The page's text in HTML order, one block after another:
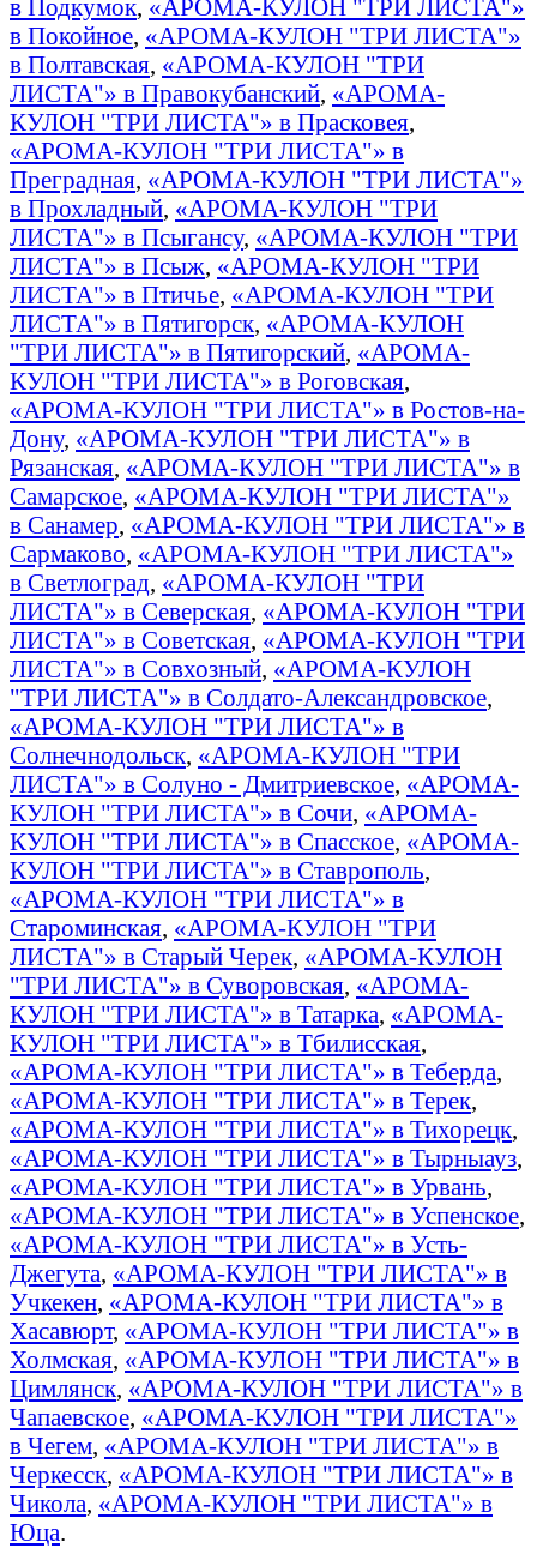
в Подкумок, «АРОМА-КУЛОН "ТРИ ЛИСТА"»
в Покойное, «АРОМА-КУЛОН "ТРИ ЛИСТА"»
в Полтавская, «АРОМА-КУЛОН "ТРИ
ЛИСТА"» в Правокубанский, «АРОМА-
КУЛОН "ТРИ ЛИСТА"» в Прасковея,
«АРОМА-КУЛОН "ТРИ ЛИСТА"» в
Преградная, «АРОМА-КУЛОН "ТРИ ЛИСТА"»
в Прохладный, «АРОМА-КУЛОН "ТРИ
ЛИСТА"» в Псыгансу, «АРОМА-КУЛОН "ТРИ
ЛИСТА"» в Псыж, «АРОМА-КУЛОН "ТРИ
ЛИСТА"» в Птичье, «АРОМА-КУЛОН "ТРИ
ЛИСТА"» в Пятигорск, «АРОМА-КУЛОН
"ТРИ ЛИСТА"» в Пятигорский, «АРОМА-
КУЛОН "ТРИ ЛИСТА"» в Роговская,
«АРОМА-КУЛОН "ТРИ ЛИСТА"» в Ростов-на-
Дону, «АРОМА-КУЛОН "ТРИ ЛИСТА"» в
Рязанская, «АРОМА-КУЛОН "ТРИ ЛИСТА"» в
Самарское, «АРОМА-КУЛОН "ТРИ ЛИСТА"»
в Санамер, «АРОМА-КУЛОН "ТРИ ЛИСТА"» в
Сармаково, «АРОМА-КУЛОН "ТРИ ЛИСТА"»
в Светлоград, «АРОМА-КУЛОН "ТРИ
ЛИСТА"» в Северская, «АРОМА-КУЛОН "ТРИ
ЛИСТА"» в Советская, «АРОМА-КУЛОН "ТРИ
ЛИСТА"» в Совхозный, «АРОМА-КУЛОН
"ТРИ ЛИСТА"» в Солдато-Александровское,
«АРОМА-КУЛОН "ТРИ ЛИСТА"» в
Солнечнодольск, «АРОМА-КУЛОН "ТРИ
ЛИСТА"» в Солуно - Дмитриевское, «АРОМА-
КУЛОН "ТРИ ЛИСТА"» в Сочи, «АРОМА-
КУЛОН "ТРИ ЛИСТА"» в Спасское, «АРОМА-
КУЛОН "ТРИ ЛИСТА"» в Ставрополь,
«АРОМА-КУЛОН "ТРИ ЛИСТА"» в
Староминская, «АРОМА-КУЛОН "ТРИ
ЛИСТА"» в Старый Черек, «АРОМА-КУЛОН
"ТРИ ЛИСТА"» в Суворовская, «АРОМА-
КУЛОН "ТРИ ЛИСТА"» в Татарка, «АРОМА-
КУЛОН "ТРИ ЛИСТА"» в Тбилисская,
«АРОМА-КУЛОН "ТРИ ЛИСТА"» в Теберда,
«АРОМА-КУЛОН "ТРИ ЛИСТА"» в Терек,
«АРОМА-КУЛОН "ТРИ ЛИСТА"» в Тихорецк,
«АРОМА-КУЛОН "ТРИ ЛИСТА"» в Тырныауз,
«АРОМА-КУЛОН "ТРИ ЛИСТА"» в Урвань,
«АРОМА-КУЛОН "ТРИ ЛИСТА"» в Успенское,
«АРОМА-КУЛОН "ТРИ ЛИСТА"» в Усть-
Джегута, «АРОМА-КУЛОН "ТРИ ЛИСТА"» в
Учкекен, «АРОМА-КУЛОН "ТРИ ЛИСТА"» в
Хасавюрт, «АРОМА-КУЛОН "ТРИ ЛИСТА"» в
Холмская, «АРОМА-КУЛОН "ТРИ ЛИСТА"» в
Цимлянск, «АРОМА-КУЛОН "ТРИ ЛИСТА"» в
Чапаевское, «АРОМА-КУЛОН "ТРИ ЛИСТА"»
в Чегем, «АРОМА-КУЛОН "ТРИ ЛИСТА"» в
Черкесск, «АРОМА-КУЛОН "ТРИ ЛИСТА"» в
Чикола, «АРОМА-КУЛОН "ТРИ ЛИСТА"» в
Юца.